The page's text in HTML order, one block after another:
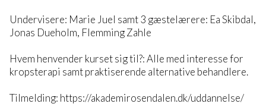
Undervisere: Marie Juel samt 3 gæstelærere: Ea Skibdal,
Jonas Dueholm, Flemming Zahle
Hvem henvender kurset sig til?: Alle med interesse for
kropsterapi samt praktiserende alternative behandlere.
Tilmelding: https://akademirosendalen.dk/uddannelse/